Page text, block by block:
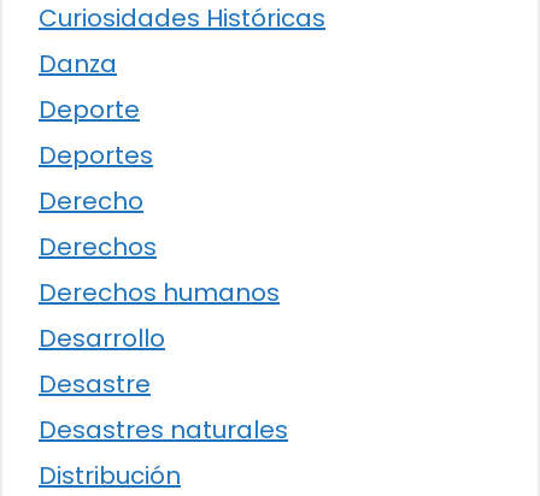
Curiosidades Históricas
Danza
Deporte
Deportes
Derecho
Derechos
Derechos humanos
Desarrollo
Desastre
Desastres naturales
Distribución